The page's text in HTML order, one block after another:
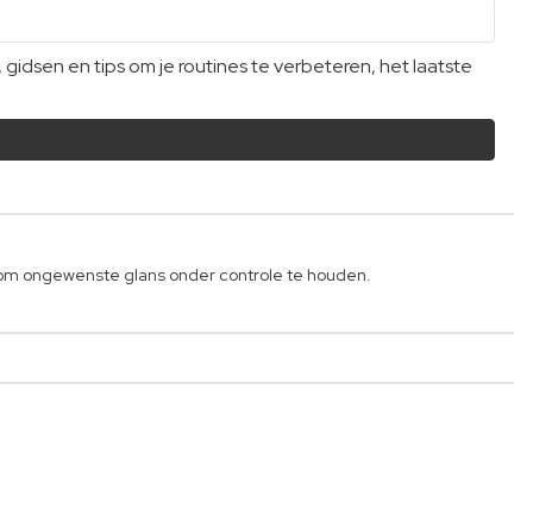
en tips om je routines te verbeteren, het laatste
ongewenste glans onder controle te houden.